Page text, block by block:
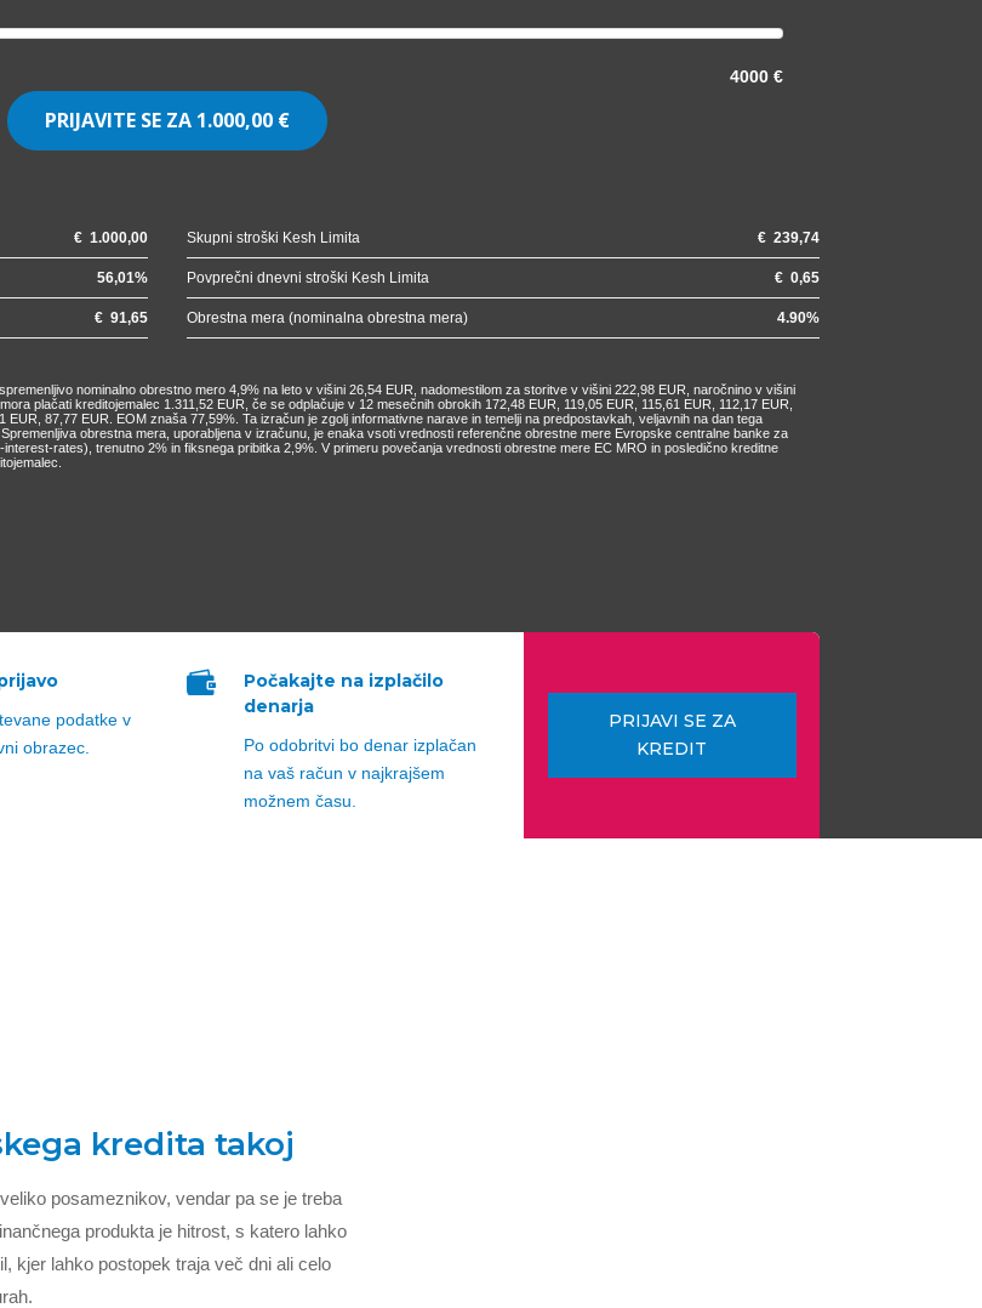
4000 €
PRIJAVITE SE ZA 1.000,00 €
€ 1.000,00 Skupni stroški Kesh Limita € 239,74
56,01% Povprečni dnevni stroški Kesh Limita € 0,65
€ 91,65 Obrestna mera (nominalna obrestna mera) 4.90%
nominalno obrestno mero 4,9% na leto v višini 26,54 EUR, nadomestilom za storitve v višini 222,98 EUR, naročnino v višini
plačati kreditojemalec 1.311,52 EUR, če se odplačuje v 12 mesečnih obrokih 172,48 EUR, 119,05 EUR, 115,61 EUR, 112,17 EUR,
87,77 EUR. EOM znaša 77,59%. Ta izračun je zgolj informativne narave in temelji na predpostavkah, veljavnih na dan tega
obrestna mera, uporabljena v izračunu, je enaka vsoti vrednosti referenčne obrestne mere Evropske centralne banke za
rates), trenutno 2% in fiksnega pribitka 2,9%. V primeru povečanja vrednosti obrestne mere EC MRO in posledično kreditne
podatke v
obrazec.

Počakajte na izplačilo
denarja
Po odobritvi bo denar izplačan
na vaš račun v najkrajšem
možnem času.
PRIJAVI SE ZA
KREDIT
kredita takoj
posameznikov, vendar pa se je treba
produkta je hitrost, s katero lahko
kjer lahko postopek traja več dni ali celo